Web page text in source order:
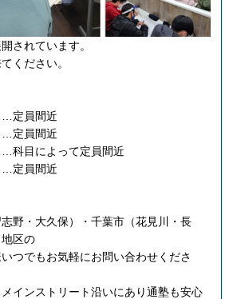
されています。
ください。
…定員間近
…定員間近
科目によって定員間近
…定員間近
野・大久保）・千葉市（花見川・長
区の
つでもお気軽にお問い合わせくださ
インストリート沿いにあり通塾も安心